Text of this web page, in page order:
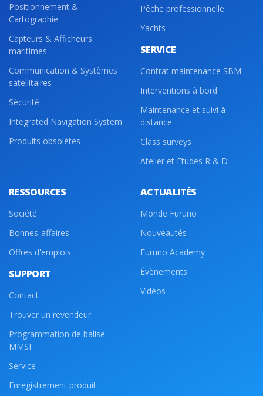
Positionnement &
Cartographie
Capteurs & Afficheurs
maritimes
Communication & Systèmes
satellitaires
Sécurité
Integrated Navigation System
Produits obsolètes
Pêche professionnelle
Yachts
SERVICE
Contrat maintenance SBM
Interventions à bord
Maintenance et suivi à
distance
Class surveys
Atelier et Etudes R & D
RESSOURCES
Société
Bonnes-affaires
Offres d'emplois
SUPPORT
Contact
Trouver un revendeur
Programmation de balise
MMSI
Service
Enregistrement produit
ACTUALITÉS
Monde Furuno
Nouveautés
Furuno Academy
Évènements
Vidéos